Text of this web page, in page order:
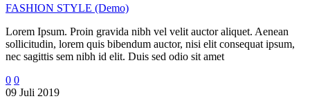
FASHION STYLE (Demo)
Lorem Ipsum. Proin gravida nibh vel velit auctor aliquet. Aenean
sollicitudin, lorem quis bibendum auctor, nisi elit consequat ipsum,
nec sagittis sem nibh id elit. Duis sed odio sit amet
0 0
09 Juli 2019